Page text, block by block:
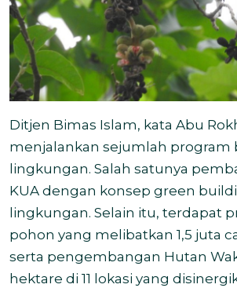
Ditjen Bimas Islam, kata Abu
menjalankan sejumlah program
lingkungan. Salah satunya
KUA dengan konsep green
lingkungan. Selain itu, terdapat
pohon yang melibatkan 1,5 juta
serta pengembangan Hutan
hektare di 11 lokasi yang